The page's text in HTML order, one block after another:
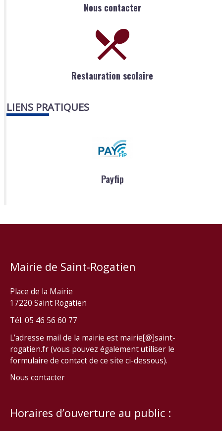
Nous contacter
Restauration scolaire
LIENS PRATIQUES
Payfip
Mairie de Saint-Rogatien
Place de la Mairie
17220 Saint Rogatien
Tél. 05 46 56 60 77
L’adresse mail de la mairie est mairie[@]saint-
rogatien.fr (vous pouvez également utiliser le
formulaire de contact de ce site ci-dessous).
Nous contacter
Horaires d’ouverture au public :